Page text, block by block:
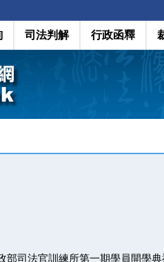
司法判解 行政函釋
部司法官訓練所第一期學員開學